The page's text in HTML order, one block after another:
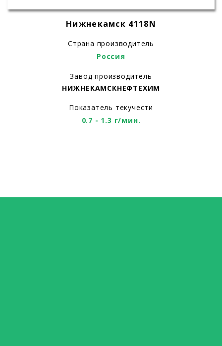
Нижнекамск 4118N
Страна производитель
Россия
Завод производитель
НИЖНЕКАМСКНЕФТЕХИМ
Показатель текучести
0.7 - 1.3 г/мин.